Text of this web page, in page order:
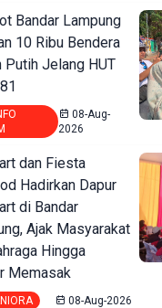
Bandar Lampung
10 Ribu Bendera
Putih Jelang HUT
08-Aug-
2026
dan Fiesta
Hadirkan Dapur
di Bandar
Ajak Masyarakat
Hingga
Memasak
08-Aug-2026